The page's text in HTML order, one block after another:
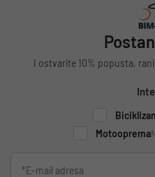
I ostvarite 10% popusta,
Motooprema